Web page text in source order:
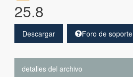
25.8
Descargar Foro de soporte
detalles del archivo